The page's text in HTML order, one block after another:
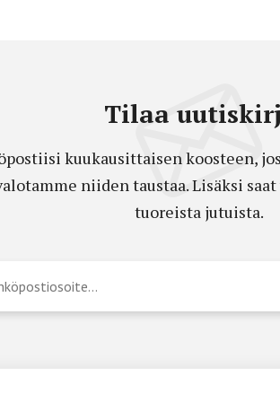
Tilaa
kuukausittaisen koosteen,
niiden taustaa. Lisäksi
tuoreista jutuista.